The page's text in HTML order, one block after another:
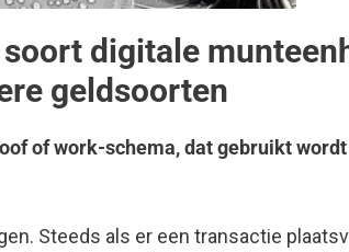
digitale
geldsoorten
of work-schema, dat gebruikt
Steeds als er een transactie